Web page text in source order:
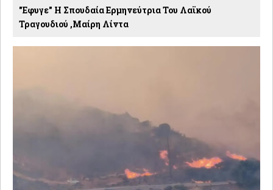
"Εφυγε" Η Σπουδαία Ερμηνεύτρια Του Λαϊκού
Τραγουδιού ,Μαίρη Λίντα